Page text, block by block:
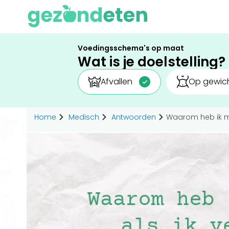
Voedingsschema's op maat
Wat is je doelstelling?
Afvallen Op
Home Medisch Antwoorden Waarom heb ik